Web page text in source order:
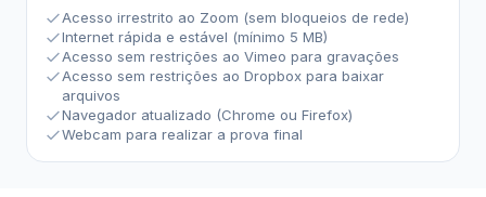
Acesso irrestrito ao Zoom (sem bloqueios de rede)
Internet rápida e estável (mínimo 5 MB)
Acesso sem restrições ao Vimeo para gravações
Acesso sem restrições ao Dropbox para baixar
arquivos
Navegador atualizado (Chrome ou Firefox)
Webcam para realizar a prova final